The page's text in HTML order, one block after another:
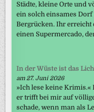
Städte, kleine Orte und
ein solch einsames
Bergrücken. Ihr erreicht
einen Supermercado,
In der Wüste ist das
am 27. Juni 2026
»Ich lese keine Krimis.«
er trifft bei mir auf
schade, wenn man als